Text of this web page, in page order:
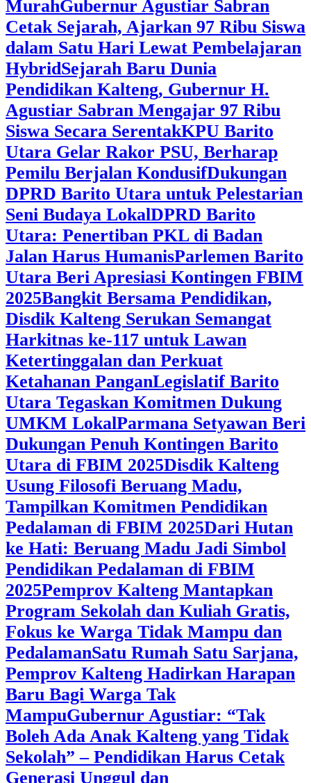
MurahGubernur Agustiar Sabran
Cetak Sejarah, Ajarkan 97 Ribu Siswa
dalam Satu Hari Lewat Pembelajaran
HybridSejarah Baru Dunia
Pendidikan Kalteng, Gubernur H.
Agustiar Sabran Mengajar 97 Ribu
Siswa Secara SerentakKPU Barito
Utara Gelar Rakor PSU, Berharap
Pemilu Berjalan KondusifDukungan
DPRD Barito Utara untuk Pelestarian
Seni Budaya LokalDPRD Barito
Utara: Penertiban PKL di Badan
Jalan Harus HumanisParlemen Barito
Utara Beri Apresiasi Kontingen FBIM
2025‎Bangkit Bersama Pendidikan,
Disdik Kalteng Serukan Semangat
Harkitnas ke-117 untuk Lawan
Ketertinggalan dan Perkuat
Ketahanan PanganLegislatif Barito
Utara Tegaskan Komitmen Dukung
UMKM LokalParmana Setyawan Beri
Dukungan Penuh Kontingen Barito
Utara di FBIM 2025Disdik Kalteng
Usung Filosofi Beruang Madu,
Tampilkan Komitmen Pendidikan
Pedalaman di FBIM 2025‎Dari Hutan
ke Hati: Beruang Madu Jadi Simbol
Pendidikan Pedalaman di FBIM
2025‎Pemprov Kalteng Mantapkan
Program Sekolah dan Kuliah Gratis,
Fokus ke Warga Tidak Mampu dan
Pedalaman‎Satu Rumah Satu Sarjana,
Pemprov Kalteng Hadirkan Harapan
Baru Bagi Warga Tak
Mampu‎Gubernur Agustiar: “Tak
Boleh Ada Anak Kalteng yang Tidak
Sekolah” – Pendidikan Harus Cetak
Generasi Unggul dan